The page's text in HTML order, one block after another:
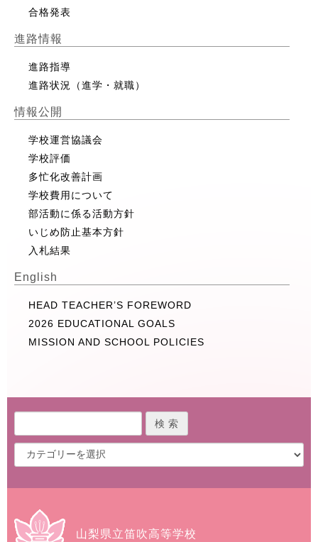
合格発表
進路情報
進路指導
進路状況（進学・就職）
情報公開
学校運営協議会
学校評価
多忙化改善計画
学校費用について
部活動に係る活動方針
いじめ防止基本方針
入札結果
English
HEAD TEACHER’S FOREWORD
2026 EDUCATIONAL GOALS
MISSION AND SCHOOL POLICIES
山梨県立笛吹高等学校